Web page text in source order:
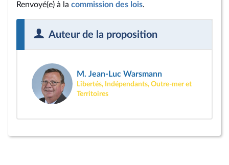
Renvoyé(e) à la commission des lois.
Auteur de la proposition
M. Jean-Luc Warsmann
Libertés, Indépendants, Outre-mer et
Territoires